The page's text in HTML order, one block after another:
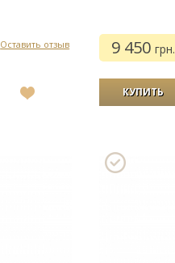
Оставить отзыв 9 450 грн.